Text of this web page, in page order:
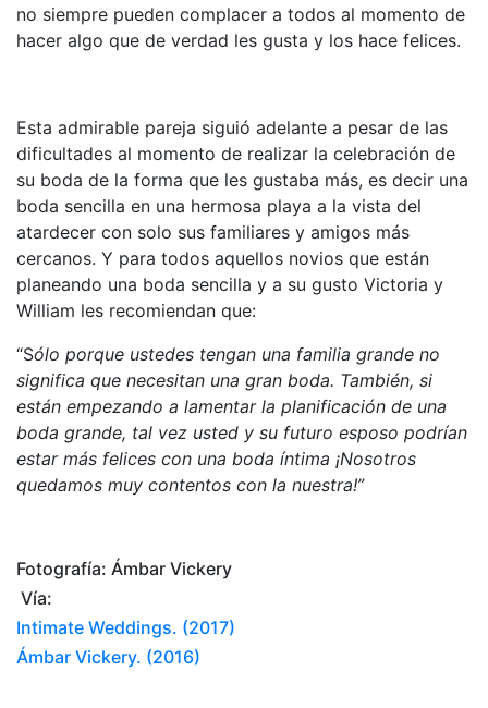
no siempre pueden complacer a todos al momento de
hacer algo que de verdad les gusta y los hace felices.
Esta admirable pareja siguió adelante a pesar de las
dificultades al momento de realizar la celebración de
su boda de la forma que les gustaba más, es decir una
boda sencilla en una hermosa playa a la vista del
atardecer con solo sus familiares y amigos más
cercanos. Y para todos aquellos novios que están
planeando una boda sencilla y a su gusto Victoria y
William les recomiendan que:
“Sólo porque ustedes tengan una familia grande no
significa que necesitan una gran boda. También, si
están empezando a lamentar la planificación de una
boda grande, tal vez usted y su futuro esposo podrían
estar más felices con una boda íntima ¡Nosotros
quedamos muy contentos con la nuestra!”
Fotografía: Ámbar Vickery
Vía:
Intimate Weddings. (2017)
Ámbar Vickery. (2016)